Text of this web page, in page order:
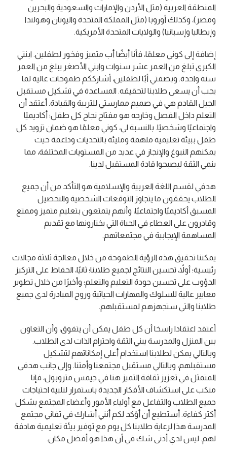
المنطقة العربية (مثل الأردن والإمارات والسعودية والبحرين
ومصر)، وكذلك أوروبا (مثل المملكة المتحدة واليونان وهولندا
وإيطاليا وإسبانيا) والولايات المتحدة الأمريكية.
إضافة إلى كوني معلمًا، فأنا أيضًا أب متميز وفخور لطفلين. ابنتي
الكبرى تبلغ من العمر عشر سنوات وابني الأصغر يبلغ من العمر
سنة واحدة. وبصفتي أبًا لطفلين، أشارككم طموحات عالية لما
يجب أن يسعى طلابنا لتحقيقه. المساعدة في تشكيل مستقبل
الجيل القادم هي في صميم ممارستي للتربية والقيادة. أعتقد أن
التعلم داخل الفصل وخارجه هو مفتاح نجاح كل طفل؛ أكاديميًا
واجتماعيًا وشخصيًا. بالنسبة لي، كوني معلمًا هو ضمان تزويد كل
طفل ببيئة تعليمية ملهمة ومليئة بالتحديات وداعمة حيث
يمكنهم النبوغ والإنجاز في عديد من المستويات المختلفة، مما
ينمي الثقة ليصبحوا قادة المستقبل لدينا.
هدفي لقسم اللغة العربية والإسلامية هو التأكد من أن جميع
الطلاب يحققون ما يتجاوز التوقعات الشخصية والتحصيل
المسبق أكاديميًا واجتماعيًا، وأنهم يتمتعون بتعليم متميز وممتع
وقادرون على العطاء في الحياة التي يختارونها مع تقديم
المساهمة الإيجابية في مجتمعاتهم.
يمكننا تحقيق هذه الرؤية الطموحة من خلال معالجة ثلاثة مجالات
رئيسية؛ أولاً، تحسين النتائج لجميع طلابنا؛ ثانيًا، الحفاظ على التركيز
الدؤوب على تحسين جودة التعليم والتعلم؛ وأخيرًا من خلال تطوير
معايير عالية للسلوك والمهارات الحياتية وروح المبادرة لدى جميع
طلابنا والتي ستجهزهم لمستقبلهم.
أعتقد اعتقادا راسخا أن كل طفل يمكن أن يتفوق، وأن التعاون
بين المنزل والمدرسة يبني الثقة واحترام الذات لدى الطلاب.
وبالتالي يمكن لطلابنا استخدام أعلى إمكاناتهم لتشكيل
مستقبلهم، وبالتالي مستقبل مجتمعنا وأمتنا. وإلى جانب هدفي
المتمثل في تعزيز ثقافة التميز هنا في جيمس متروبول، فإنا
منكب على استكشاف الأفكار الجديدة باستمرار لتلبية احتياجات
جميع الطلاب والتفاعل مع أولياء الأمور وأعضاء المجتمع بشكل
أكثر كفاءة. أستطيع أن أؤكد لكم أنني أشارك في تفاني مجتمع
المدرسة هذا لرعاية طلابنا كل يوم مع توفير بيئة تعليمية هادفة
لهم. ليس لدي أدنى شك في أن هذا هو أفضل مكان.